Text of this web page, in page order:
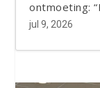
ontmoeting:
jul 9, 2026